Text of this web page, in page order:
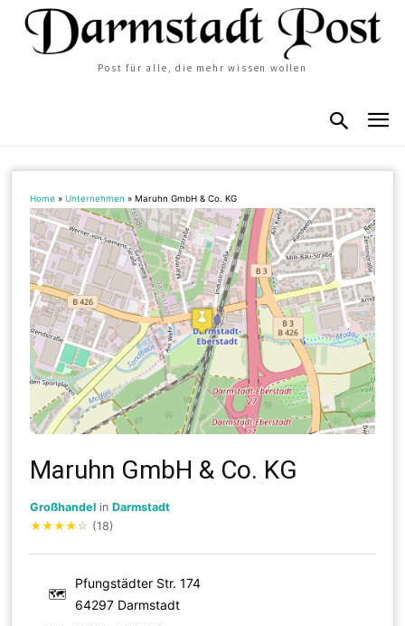
Post für alle, die mehr wissen wollen
Home »Unternehmen »Maruhn GmbH & Co. KG
Maruhn GmbH & Co. KG
Großhandel inDarmstadt
★★★★ ☆ (18)
🗺
Pfungstädter Str. 174
64297 Darmstadt